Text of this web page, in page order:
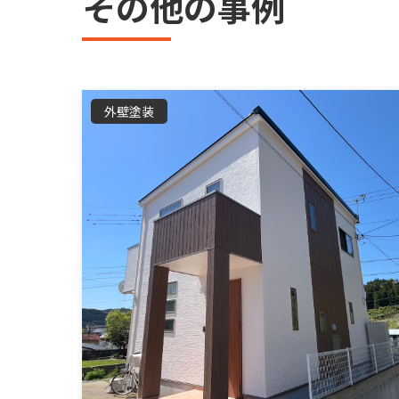
外壁塗装